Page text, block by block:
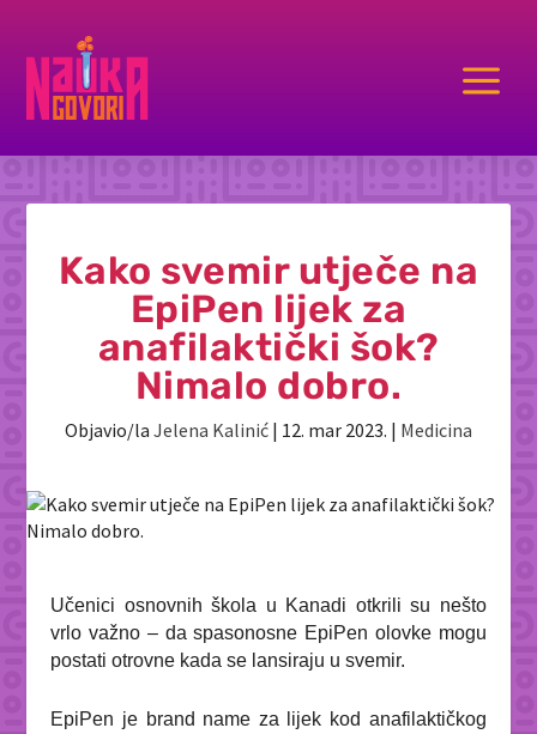
a
Kako svemir utječe na
EpiPen lijek za
anafilaktički šok?
Nimalo dobro.
Objavio/la Jelena Kalinić | 12. mar 2023. | Medicina
Učenici osnovnih škola u Kanadi otkrili su nešto
vrlo važno – da spasonosne EpiPen olovke mogu
postati otrovne kada se lansiraju u svemir.
EpiPen je brand name za lijek kod anafilaktičkog